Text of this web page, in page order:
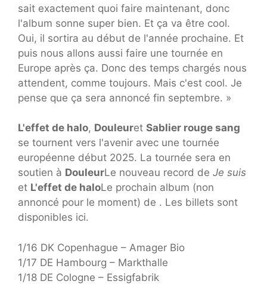
sait exactement quoi faire maintenant, donc
l'album sonne super bien. Et ça va être cool.
Oui, il sortira au début de l'année prochaine. Et
puis nous allons aussi faire une tournée en
Europe après ça. Donc des temps chargés nous
attendent, comme toujours. Mais c'est cool. Je
pense que ça sera annoncé fin septembre. »
L'effet de halo, Douleuret Sablier rouge sang
se tournent vers l'avenir avec une tournée
européenne début 2025. La tournée sera en
soutien à DouleurLe nouveau record de Je suis
et L'effet de haloLe prochain album (non
annoncé pour le moment) de . Les billets sont
disponibles ici.
1/16 DK Copenhague – Amager Bio
1/17 DE Hambourg – Markthalle
1/18 DE Cologne – Essigfabrik